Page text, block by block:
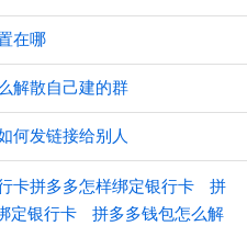
在哪
解散自己建的群
何发链接给别人
卡拼多多怎样绑定银行卡
拼
定银行卡
拼多多钱包怎么解